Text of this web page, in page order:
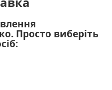
Просто виберіть